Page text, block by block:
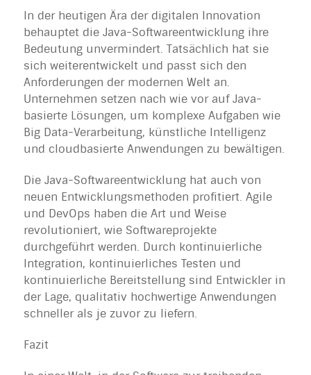
In der heutigen Ära der digitalen Innovation
behauptet die Java-Softwareentwicklung ihre
Bedeutung unvermindert. Tatsächlich hat sie
sich weiterentwickelt und passt sich den
Anforderungen der modernen Welt an.
Unternehmen setzen nach wie vor auf Java-
basierte Lösungen, um komplexe Aufgaben wie
Big Data-Verarbeitung, künstliche Intelligenz
und cloudbasierte Anwendungen zu bewältigen.
Die Java-Softwareentwicklung hat auch von
neuen Entwicklungsmethoden profitiert. Agile
und DevOps haben die Art und Weise
revolutioniert, wie Softwareprojekte
durchgeführt werden. Durch kontinuierliche
Integration, kontinuierliches Testen und
kontinuierliche Bereitstellung sind Entwickler in
der Lage, qualitativ hochwertige Anwendungen
schneller als je zuvor zu liefern.
Fazit